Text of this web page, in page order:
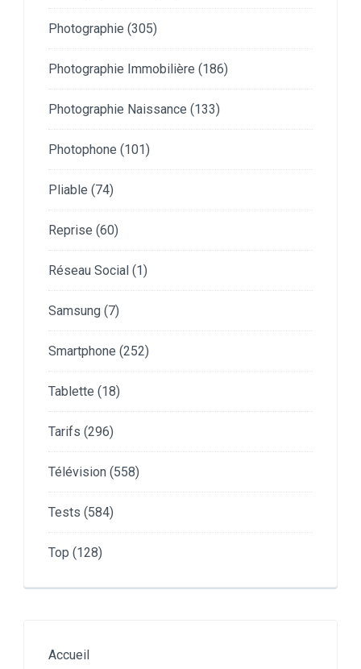
Photographie (305)
Photographie Immobilière (186)
Photographie Naissance (133)
Photophone (101)
Pliable (74)
Reprise (60)
Réseau Social (1)
Samsung (7)
Smartphone (252)
Tablette (18)
Tarifs (296)
Télévision (558)
Tests (584)
Top (128)
Accueil